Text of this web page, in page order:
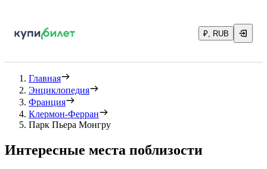
₽, RUB
Главная
Энциклопедия
Франция
Клермон-Ферран
Парк Пьера Монгру
Интересные места поблизости